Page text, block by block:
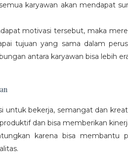
karyawan akan mendapat
motivasi tersebut, maka
tujuan yang sama dalam
antara karyawan bisa lebih
untuk bekerja, semangat dan
dan bisa memberikan
karena bisa membantu